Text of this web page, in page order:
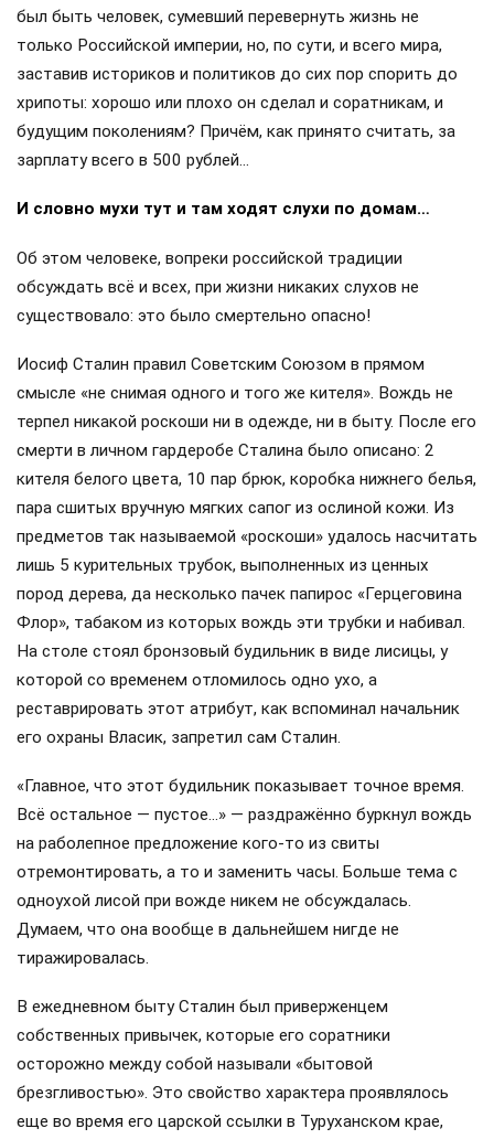
был быть человек, сумевший перевернуть жизнь не
только Российской империи, но, по сути, и всего мира,
заставив историков и политиков до сих пор спорить до
хрипоты: хорошо или плохо он сделал и соратникам, и
будущим поколениям? Причём, как принято считать, за
зарплату всего в 500 рублей…
И словно мухи тут и там ходят слухи по домам…
Об этом человеке, вопреки российской традиции
обсуждать всё и всех, при жизни никаких слухов не
существовало: это было смертельно опасно!
Иосиф Сталин правил Советским Союзом в прямом
смысле «не снимая одного и того же кителя». Вождь не
терпел никакой роскоши ни в одежде, ни в быту. После его
смерти в личном гардеробе Сталина было описано: 2
кителя белого цвета, 10 пар брюк, коробка нижнего белья,
пара сшитых вручную мягких сапог из ослиной кожи. Из
предметов так называемой «роскоши» удалось насчитать
лишь 5 курительных трубок, выполненных из ценных
пород дерева, да несколько пачек папирос «Герцеговина
Флор», табаком из которых вождь эти трубки и набивал.
На столе стоял бронзовый будильник в виде лисицы, у
которой со временем отломилось одно ухо, а
реставрировать этот атрибут, как вспоминал начальник
его охраны Власик, запретил сам Сталин.
«Главное, что этот будильник показывает точное время.
Всё остальное — пустое…» — раздражённо буркнул вождь
на раболепное предложение кого-то из свиты
отремонтировать, а то и заменить часы. Больше тема с
одноухой лисой при вожде никем не обсуждалась.
Думаем, что она вообще в дальнейшем нигде не
тиражировалась.
В ежедневном быту Сталин был приверженцем
собственных привычек, которые его соратники
осторожно между собой называли «бытовой
брезгливостью». Это свойство характера проявлялось
еще во время его царской ссылки в Туруханском крае,